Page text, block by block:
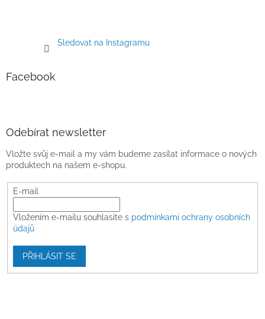
Sledovat na Instagramu
Facebook
Odebírat newsletter
Vložte svůj e-mail a my vám budeme zasílat informace o nových
produktech na našem e-shopu.
E-mail
Vložením e-mailu souhlasíte s podmínkami ochrany osobních
údajů
PŘIHLÁSIT SE